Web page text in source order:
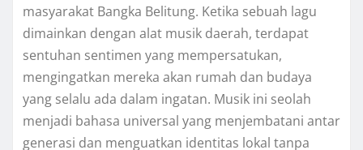
masyarakat Bangka Belitung. Ketika sebuah lagu
dimainkan dengan alat musik daerah, terdapat
sentuhan sentimen yang mempersatukan,
mengingatkan mereka akan rumah dan budaya
yang selalu ada dalam ingatan. Musik ini seolah
menjadi bahasa universal yang menjembatani antar
generasi dan menguatkan identitas lokal tanpa